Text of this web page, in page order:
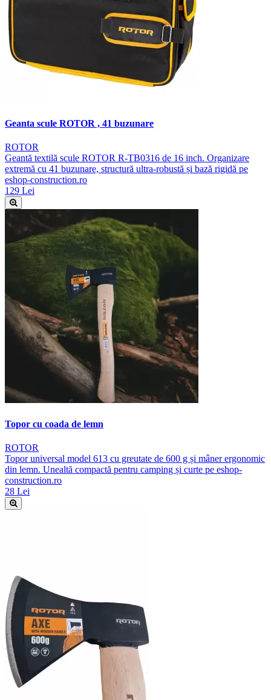
Geanta scule ROTOR , 41 buzunare
ROTOR
Geantă textilă scule ROTOR R-TB0316 de 16 inch. Organizare
extremă cu 41 buzunare, structură ultra-robustă și bază rigidă pe
eshop-construction.ro
129 Lei
Topor cu coada de lemn
ROTOR
Topor universal model 613 cu greutate de 600 g și mâner ergonomic
din lemn. Unealtă compactă pentru camping și curte pe eshop-
construction.ro
28 Lei